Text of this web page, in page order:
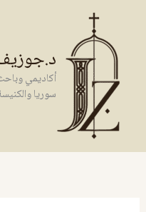
المحتوى
أكاديمي
سوريا